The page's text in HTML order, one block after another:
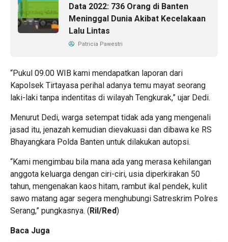
Data 2022: 736 Orang di Banten
Meninggal Dunia Akibat Kecelakaan
Lalu Lintas
Patricia Pawestri
“Pukul 09.00 WIB kami mendapatkan laporan dari
Kapolsek Tirtayasa perihal adanya temu mayat seorang
laki-laki tanpa indentitas di wilayah Tengkurak,” ujar Dedi.
Menurut Dedi, warga setempat tidak ada yang mengenali
jasad itu, jenazah kemudian dievakuasi dan dibawa ke RS
Bhayangkara Polda Banten untuk dilakukan autopsi.
“Kami mengimbau bila mana ada yang merasa kehilangan
anggota keluarga dengan ciri-ciri, usia diperkirakan 50
tahun, mengenakan kaos hitam, rambut ikal pendek, kulit
sawo matang agar segera menghubungi Satreskrim Polres
Serang,” pungkasnya. (Ril/Red)
Baca Juga